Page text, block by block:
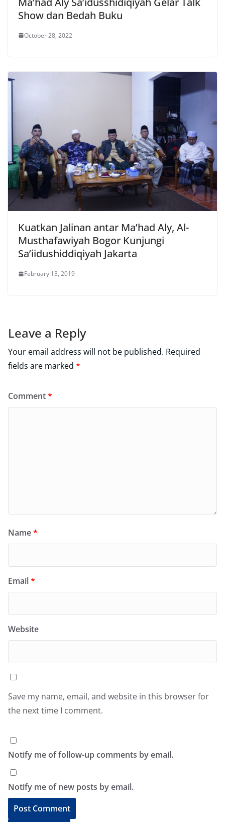
Show dan Bedah Buku
October 28, 2022
Kuatkan Jalinan antar Ma’had Aly, Al-
Musthafawiyah Bogor Kunjungi
Sa’iidushiddiqiyah Jakarta
February 13, 2019
Leave a Reply
Your email address will not be published. Required
fields are marked *
Comment*
Name*
Email*
Website
Save my name, email, and website in this browser for
the next time I comment.
Notify me of follow-up comments by email.
Notify me of new posts by email.